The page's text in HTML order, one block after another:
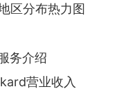
区分布热力图
务介绍
营业收入